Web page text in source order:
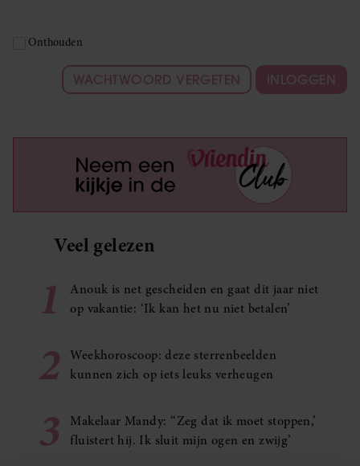
Onthouden
WACHTWOORD VERGETEN INLOGGEN
Veel gelezen
1
Anouk is net gescheiden en gaat dit jaar niet
op vakantie: ‘Ik kan het nu niet betalen’
2
Weekhoroscoop: deze sterrenbeelden
kunnen zich op iets leuks verheugen
3
Makelaar Mandy: ‘‘Zeg dat ik moet stoppen,’
fluistert hij. Ik sluit mijn ogen en zwijg’